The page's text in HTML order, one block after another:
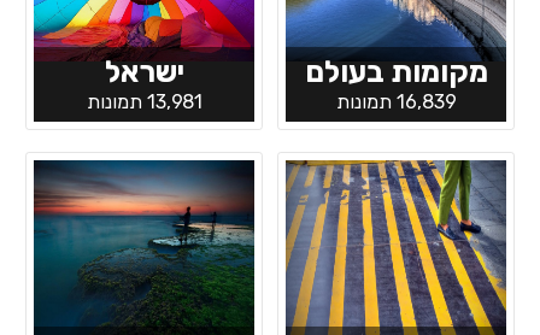
מקומות בעולם
16,839 תמונות
ישראל
13,981 תמונות